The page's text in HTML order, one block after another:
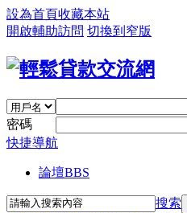
設為首頁收藏本站
開啟輔助訪問 切換到窄版
密碼
快捷導航
論壇BBS
搜索